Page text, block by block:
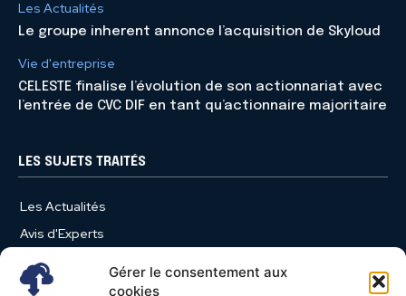
Gérer le consentement aux
cookies
Les Actualités
Le groupe inherent annonce l’acquisition de Skyloud
Vie d'entreprise
CELESTE finalise l’évolution de son actionnariat avec
l’entrée de CVC DIF en tant qu’actionnaire majoritaire
LES SUJETS TRAITÉS
Les Actualités
Avis d'Experts
Produits et Services
Vie d'entreprise